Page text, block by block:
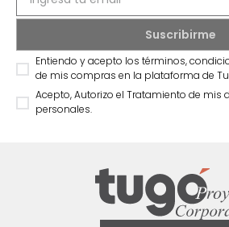
Entiendo y acepto los términos,
de mis compras en la plataforma de
Acepto, Autorizo el Tratamiento de mis
personales.